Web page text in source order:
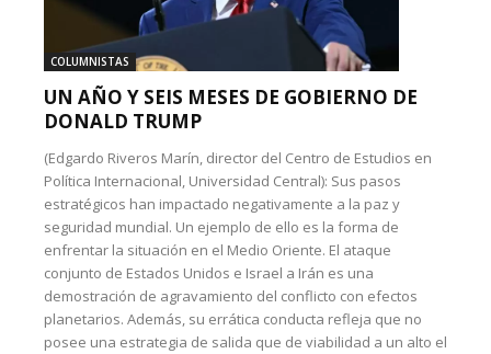
COLUMNISTAS
UN AÑO Y SEIS MESES DE GOBIERNO DE
DONALD TRUMP
(Edgardo Riveros Marín, director del Centro de Estudios en
Política Internacional, Universidad Central): Sus pasos
estratégicos han impactado negativamente a la paz y
seguridad mundial. Un ejemplo de ello es la forma de
enfrentar la situación en el Medio Oriente. El ataque
conjunto de Estados Unidos e Israel a Irán es una
demostración de agravamiento del conflicto con efectos
planetarios. Además, su errática conducta refleja que no
posee una estrategia de salida que de viabilidad a un alto el